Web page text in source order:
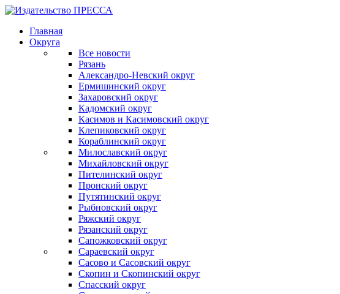
Главная
Округа
Все новости
Рязань
Александро-Невский округ
Ермишинский округ
Захаровский округ
Кадомский округ
Касимов и Касимовский округ
Клепиковский округ
Кораблинский округ
Милославский округ
Михайловский округ
Пителинский округ
Пронский округ
Путятинский округ
Рыбновский округ
Ряжский округ
Рязанский округ
Сапожковский округ
Сараевский округ
Сасово и Сасовский округ
Скопин и Скопинский округ
Спасский округ